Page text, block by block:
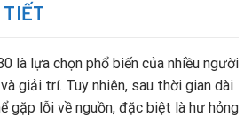
TIẾT
là lựa chọn phổ biến của nhiều người
giải trí. Tuy nhiên, sau thời gian dài
gặp lỗi về nguồn, đặc biệt là hư hỏng